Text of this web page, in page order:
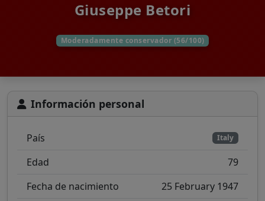
Giuseppe Betori
Moderadamente conservador (56/100)
Información personal
País Italy
Edad
79
Fecha de nacimiento
25 February 1947